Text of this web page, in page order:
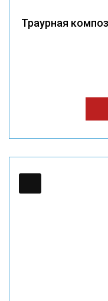
Траурная